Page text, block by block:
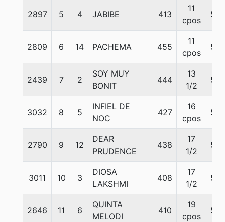
2897 5 4 JABIBE 413
11
cpos
55
2809 6 14 PACHEMA 455
11
cpos
55
2439 7 2
SOY MUY
BONIT
444
13
1/2
55
3032 8 5
INFIEL DE
NOC
427
16
cpos
55
2790 9 12
DEAR
PRUDENCE
438
17
1/2
55
3011 10 3
DIOSA
LAKSHMI
408
17
1/2
55
2646 11 6
QUINTA
MELODI
410
19
cpos
55